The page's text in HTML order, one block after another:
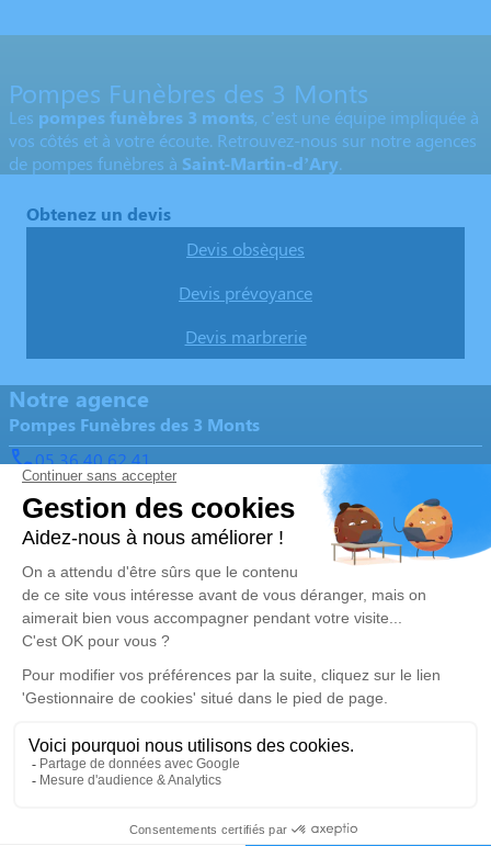
Pompes Funèbres des 3 Monts
Les pompes funèbres 3 monts, c’est une équipe impliquée à
vos côtés et à votre écoute. Retrouvez-nous sur notre agences
de pompes funèbres à Saint-Martin-d’Ary.
Obtenez un devis
Devis obsèques
Devis prévoyance
Devis marbrerie
Notre agence
Pompes Funèbres des 3 Monts
05 36 40 62 41
ambupf3monts@orange.fr
2 Moulin du Pont – 17270 – Saint-Martin-d'Ary
5/5 – 261 avis
Nos Services
Organiser des obsèques
Monuments funéraires
Services aux familles
Liens utiles
Avis de décès
Demande de rendez-vous en
Nos réseaux sociaux
Politique de traitement des données personnelles
Politique d’utilisation des cookies
Zone d'intervention